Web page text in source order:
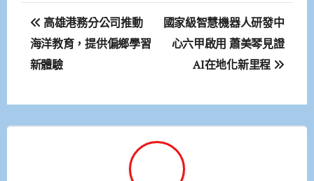
文
章
導
覽
高雄港務分公司推動
海洋教育，提供偏鄉學習
新體驗
國家級智慧機器人研發中
心六甲啟用 蕭美琴見證
AI在地化新里程